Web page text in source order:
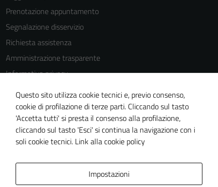
Prenotazione appuntamento
Segnalazione disservizio
Richiesta assistenza
Amministrazione trasparente
Informativa privacy
Cookie Policy
Note legali
Dichiarazione di accessibilità
Piano di miglioramento del sito
Questo sito utilizza cookie tecnici e, previo consenso,
cookie di profilazione di terze parti. Cliccando sul tasto
'Accetta tutti' si presta il consenso alla profilazione,
cliccando sul tasto 'Esci' si continua la navigazione con i
soli cookie tecnici. Link alla cookie policy
Impostazioni